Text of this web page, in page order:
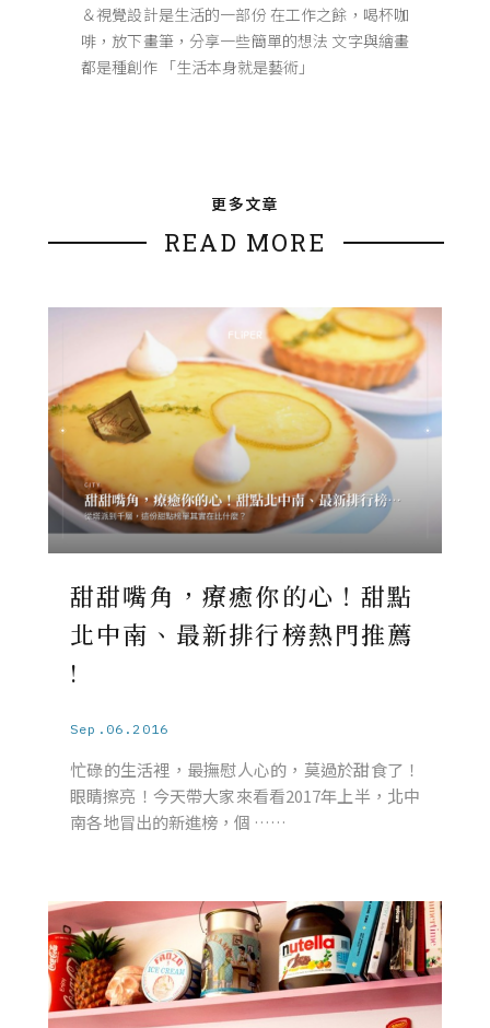
＆視覺設計是生活的一部份 在工作之餘，喝杯咖
啡，放下畫筆，分享一些簡單的想法 文字與繪畫
都是種創作 「生活本身就是藝術」
更多文章
READ MORE
甜甜嘴角，療癒你的心！甜點
北中南、最新排行榜熱門推薦
!
Sep.06.2016
忙碌的生活裡，最撫慰人心的，莫過於甜食了！
眼睛擦亮！今天帶大家來看看2017年上半，北中
南各地冒出的新進榜，個 ……